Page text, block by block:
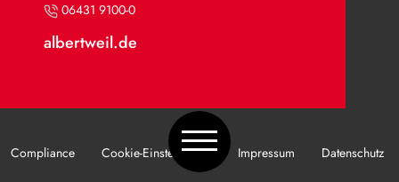
06431 9100-0
albertweil.de
Compliance Cookie-Einstellungen Impressum Datenschutz